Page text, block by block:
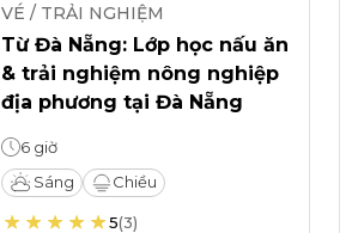
VÉ / TRẢI NGHIỆM
Từ Đà Nẵng: Lớp học nấu ăn
& trải nghiệm nông nghiệp
địa phương tại Đà Nẵng
6 giờ
Sáng
Chiều
5(3)